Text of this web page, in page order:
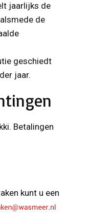
jaarlijks de
de
geschiedt
jaar.
Betalingen
kunt u een